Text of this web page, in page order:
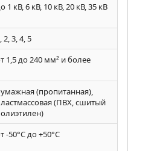
1 кВ, 6 кВ, 10 кВ, 20 кВ, 35 кВ
2, 3, 4, 5
1,5 до 240 мм² и более
(пропитанная),
(ПВХ, сшитый
-50°C до +50°C